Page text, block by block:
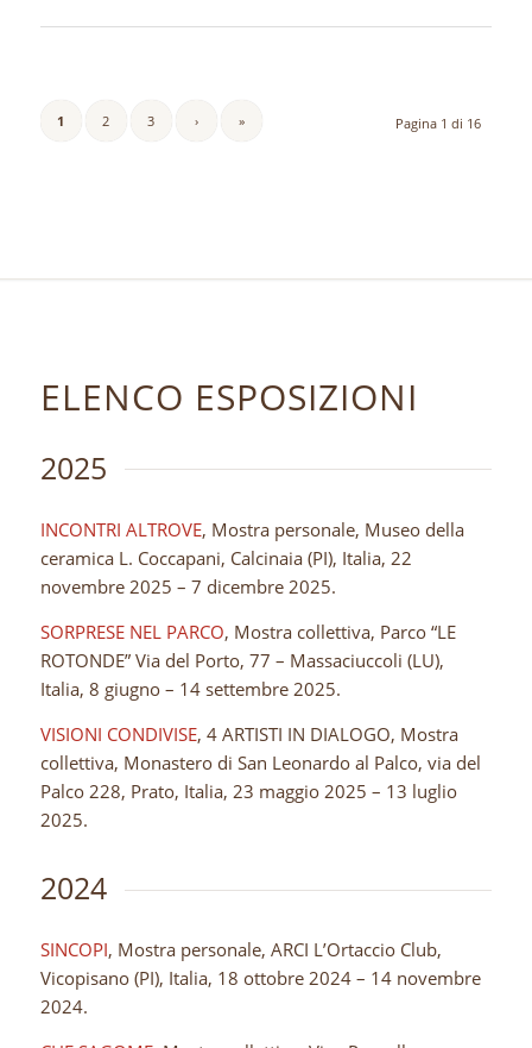
Pagina 1 di 16
1 2 3 › »
ELENCO ESPOSIZIONI
2025
INCONTRI ALTROVE, Mostra personale, Museo della
ceramica L. Coccapani, Calcinaia (PI), Italia, 22
novembre 2025 – 7 dicembre 2025.
SORPRESE NEL PARCO, Mostra collettiva, Parco “LE
ROTONDE” Via del Porto, 77 – Massaciuccoli (LU),
Italia, 8 giugno – 14 settembre 2025.
VISIONI CONDIVISE, 4 ARTISTI IN DIALOGO, Mostra
collettiva, Monastero di San Leonardo al Palco, via del
Palco 228, Prato, Italia, 23 maggio 2025 – 13 luglio
2025.
2024
SINCOPI, Mostra personale, ARCI L’Ortaccio Club,
Vicopisano (PI), Italia, 18 ottobre 2024 – 14 novembre
2024.